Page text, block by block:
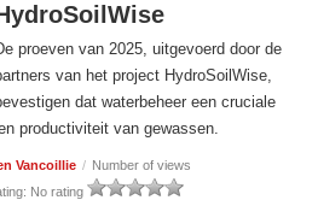
proeven van 2025, uitgevoerd door de
van het project HydroSoilWise,
dat waterbeheer een cruciale
productiviteit van gewassen.
Vancoillie / Number of views
No rating